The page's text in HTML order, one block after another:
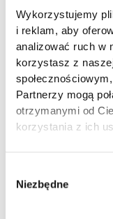
Wykorzystujemy
i reklam, aby
analizować ruch w
korzystasz z
Partnerzy mogą
otrzymanymi od
korzystania z ich
zgody
Niezbędne
Podobne
Model Rasine